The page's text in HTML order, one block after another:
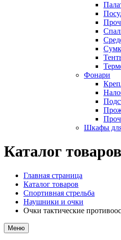
Фонари
Шкафы
Каталог товаров
Главная страница
Каталог товаров
Спортивная стрельба
Наушники и очки
Очки тактические
Меню